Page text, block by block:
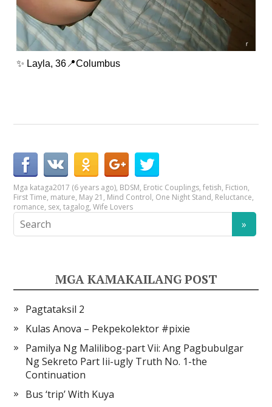
✨ Layla, 36📍Columbus
Mga kataga2017 (6 years ago), BDSM, Erotic Couplings,fetish, Fiction,
First Time, mature, May 21 , Mind Control, One Night Stand, Reluctance,
romance, sex,tagalog,Wife Lovers
MGA KAMAKAILANG POST
Pagtataksil 2
Kulas Anova – Pekpekolektor #pixie
Pamilya Ng Malilibog-part Vii: Ang Pagbubulgar
Ng Sekreto Part Iii-ugly Truth No. 1-the
Continuation
Bus ‘trip’ With Kuya